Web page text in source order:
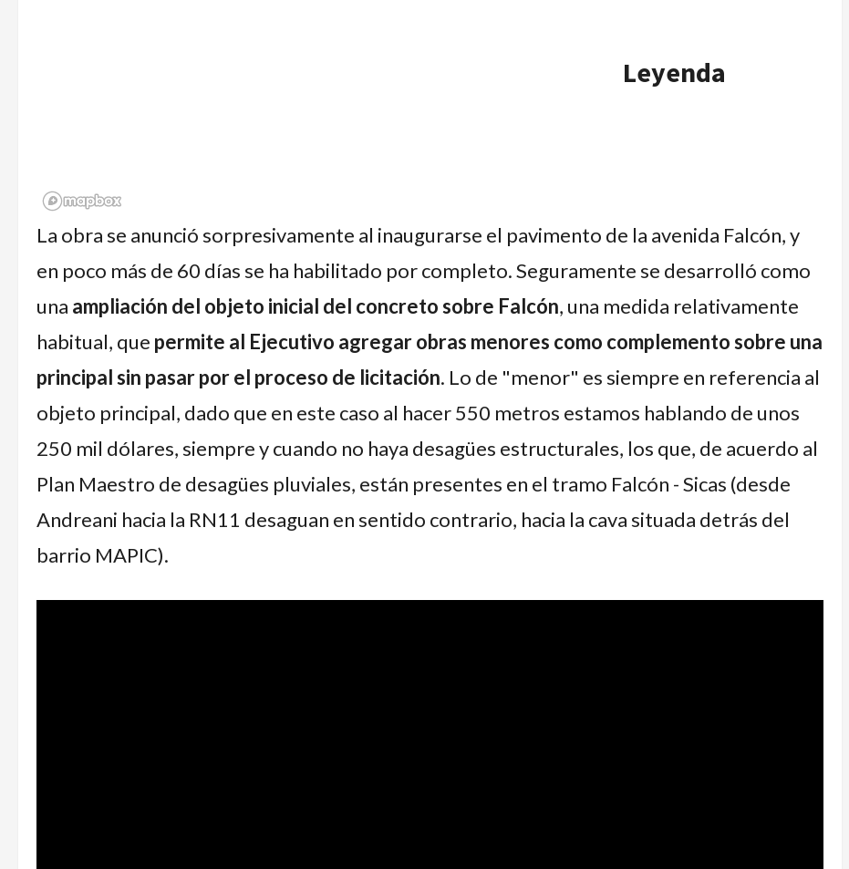
Leyenda
La obra se anunció sorpresivamente al inaugurarse el pavimento de la avenida Falcón, y
en poco más de 60 días se ha habilitado por completo. Seguramente se desarrolló como
una ampliación del objeto inicial del concreto sobre Falcón, una medida relativamente
habitual, que permite al Ejecutivo agregar obras menores como complemento sobre una
principal sin pasar por el proceso de licitación. Lo de "menor" es siempre en referencia al
objeto principal, dado que en este caso al hacer 550 metros estamos hablando de unos
250 mil dólares, siempre y cuando no haya desagües estructurales, los que, de acuerdo al
Plan Maestro de desagües pluviales, están presentes en el tramo Falcón - Sicas (desde
Andreani hacia la RN11 desaguan en sentido contrario, hacia la cava situada detrás del
barrio MAPIC).